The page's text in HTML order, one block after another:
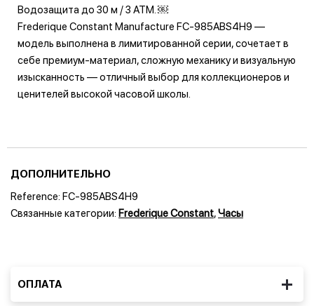
Водозащита до 30 м / 3 ATM. ￼
Frederique Constant Manufacture FC‑985ABS4H9 —
модель выполнена в лимитированной серии, сочетает в
себе премиум‑материал, сложную механику и визуальную
изысканность — отличный выбор для коллекционеров и
ценителей высокой часовой школы.
ДОПОЛНИТЕЛЬНО
Reference: FC-985ABS4H9
Связанные категории: Frederique Constant,Часы
ОПЛАТА